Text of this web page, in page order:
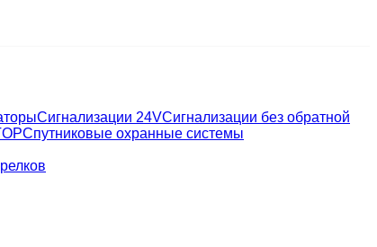
Сигнализации 24VСигнализации без обратной
Спутниковые охранные системы